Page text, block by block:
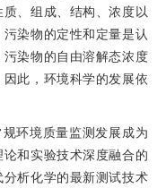
、组成、结构、浓度以
染物的定性和定量是认
染物的自由溶解态浓度
此，环境科学的发展依
环境质量监测发展成为
和实验技术深度融合的
析化学的最新测试技术